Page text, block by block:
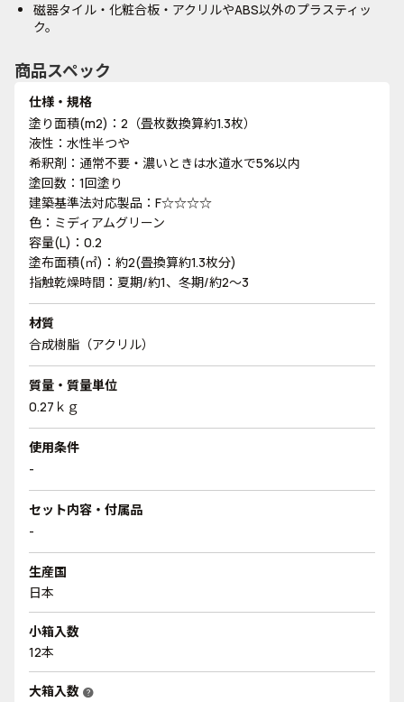
磁器タイル・化粧合板・アクリルやABS以外のプラスティッ
ク。
商品スペック
仕様・規格
塗り面積(m2)：2（畳枚数換算約1.3枚）
液性：水性半つや
希釈剤：通常不要・濃いときは水道水で5%以内
塗回数：1回塗り
建築基準法対応製品：F☆☆☆☆
色：ミディアムグリーン
容量(L)：0.2
塗布面積(㎡)：約2(畳換算約1.3枚分)
指触乾燥時間：夏期/約1、冬期/約2～3
材質
合成樹脂（アクリル）
質量・質量単位
0.27ｋｇ
使用条件
-
セット内容・付属品
-
生産国
日本
小箱入数
12本
大箱入数 help